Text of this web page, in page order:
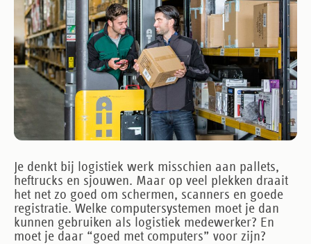
Je denkt bij logistiek werk misschien aan pallets,
heftrucks en sjouwen. Maar op veel plekken draait
het net zo goed om schermen, scanners en goede
registratie. Welke computersystemen moet je dan
kunnen gebruiken als logistiek medewerker? En
moet je daar “goed met computers” voor zijn?